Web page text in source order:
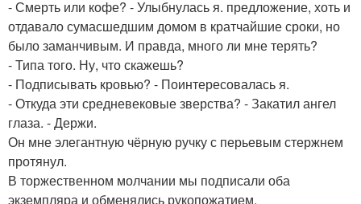
- Смерть или кофе? - Улыбнулась я. предложение, хоть и
отдавало сумасшедшим домом в кратчайшие сроки, но
было заманчивым. И правда, много ли мне терять?
- Типа того. Ну, что скажешь?
- Подписывать кровью? - Поинтересовалась я.
- Откуда эти средневековые зверства? - Закатил ангел
глаза. - Держи.
Он мне элегантную чёрную ручку с перьевым стержнем
протянул.
В торжественном молчании мы подписали оба
экземпляра и обменялись рукопожатием.